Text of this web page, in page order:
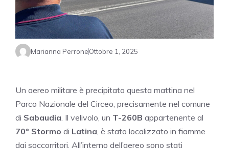
Marianna PerroneOttobre 1, 2025
Un aereo militare è precipitato questa mattina nel
Parco Nazionale del Circeo, precisamente nel comune
di Sabaudia. Il velivolo, un T-260B appartenente al
70° Stormo di Latina, è stato localizzato in fiamme
dai soccorritori. All’interno dell’aereo sono stati